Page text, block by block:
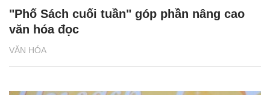
VĂN HÓA
"Phố Sách cuối tuần" góp phần nâng cao
văn hóa đọc